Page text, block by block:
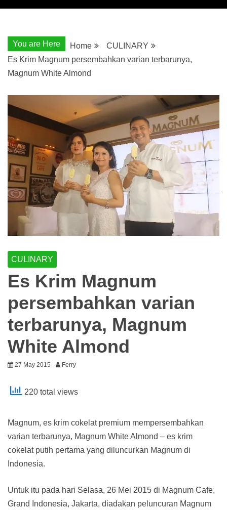
You are Here Home
CULINARY
Es Krim Magnum persembahkan varian terbarunya,
Magnum White Almond
CULINARY
Es Krim Magnum
persembahkan varian
terbarunya, Magnum
White Almond
27 May 2015 Ferry
220 total views
Magnum, es krim cokelat premium mempersembahkan
varian terbarunya, Magnum White Almond – es krim
cokelat putih pertama yang diluncurkan Magnum di
Indonesia.
Untuk itu pada hari Selasa, 26 Mei 2015 di Magnum Cafe,
Grand Indonesia, Jakarta, diadakan peluncuran Magnum